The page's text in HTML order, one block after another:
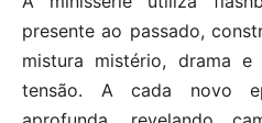
presente ao passado,
mistura mistério, drama
tensão. A cada novo